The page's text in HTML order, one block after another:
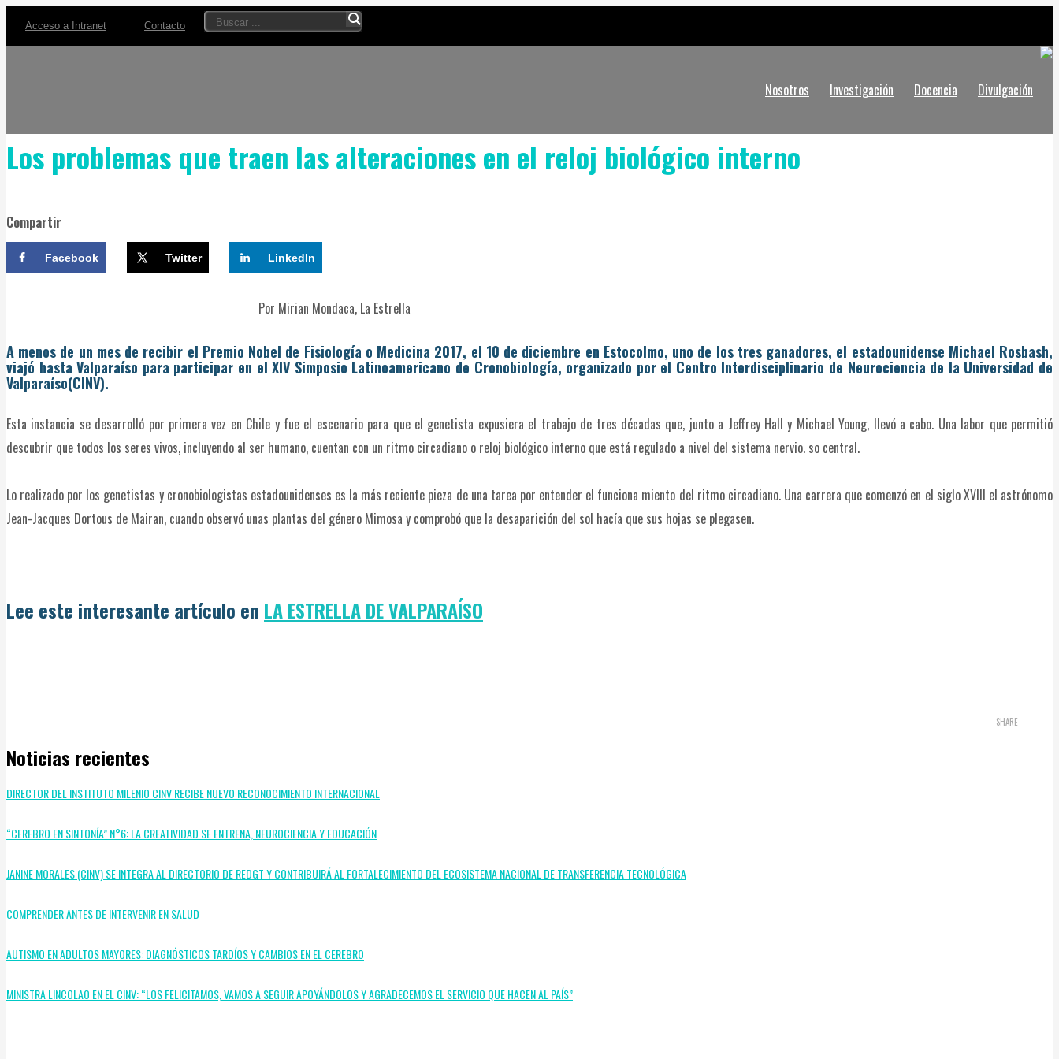
Acceso a Intranet Contacto
Nosotros Investigación Docencia Divulgación
Los problemas que traen las alteraciones en el reloj biológico interno
Compartir
Facebook Twitter LinkedIn
Por Mirian Mondaca, La Estrella
A menos de un mes de recibir el Pre­mio Nobel de Fisiología o Medicina 2017, el 10 de diciembre en Esto­colmo, uno de los tres ga­nadores, el estadouniden­se Michael Rosbash,
viajó hasta Valparaíso para par­ticipar en el XIV Simposio Latinoamericano de Cro­nobiología, organizado por el Centro Interdiscipli­nario de Neurociencia de la Universidad de
Valparaí­so(CINV).
Esta instancia se desarrolló por primera vez en Chile y fue el escenario para que el genetista expusiera el trabajo de tres décadas que, junto a Jeffrey Hall y Michael Young, llevó a cabo. Una labor que permitió
descubrir que todos los seres vivos, incluyendo al ser humano, cuentan con un ritmo circadiano o reloj biológico interno que está regulado a nivel del sistema nervio. so central.
Lo realizado por los genetistas y cronobiologistas estadounidenses es la más reciente pieza de una tarea por entender el funciona­ miento del ritmo circadiano. Una carrera que comenzó en el siglo XVIII el astrónomo
Jean-Jacques Dortous de Mairan, cuando observó unas plantas del género Mimosa y comprobó que la desaparición del sol hacía que sus hojas se plegasen.
Lee este interesante artículo en LA ESTRELLA DE VALPARAÍSO
SHARE
Noticias recientes
DIRECTOR DEL INSTITUTO MILENIO CINV RECIBE NUEVO RECONOCIMIENTO INTERNACIONAL
“CEREBRO EN SINTONÍA” N°6: LA CREATIVIDAD SE ENTRENA, NEUROCIENCIA Y EDUCACIÓN
JANINE MORALES (CINV) SE INTEGRA AL DIRECTORIO DE REDGT Y CONTRIBUIRÁ AL FORTALECIMIENTO DEL ECOSISTEMA NACIONAL DE TRANSFERENCIA TECNOLÓGICA
COMPRENDER ANTES DE INTERVENIR EN SALUD
AUTISMO EN ADULTOS MAYORES: DIAGNÓSTICOS TARDÍOS Y CAMBIOS EN EL CEREBRO
MINISTRA LINCOLAO EN EL CINV: “LOS FELICITAMOS, VAMOS A SEGUIR APOYÁNDOLOS Y AGRADECEMOS EL SERVICIO QUE HACEN AL PAÍS”